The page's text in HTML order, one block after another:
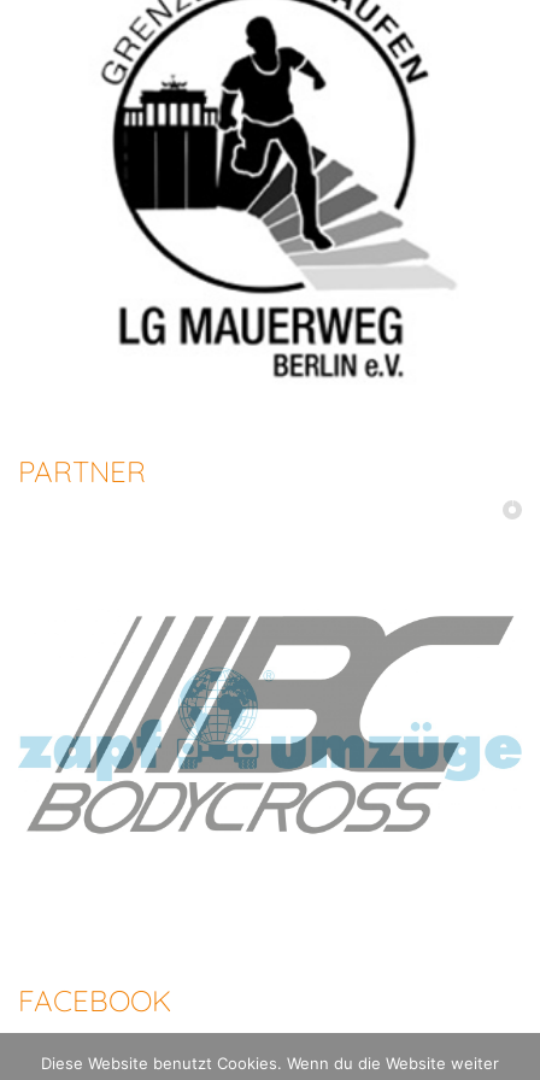
PARTNER
FACEBOOK
Diese Website benutzt Cookies. Wenn du die Website weiter